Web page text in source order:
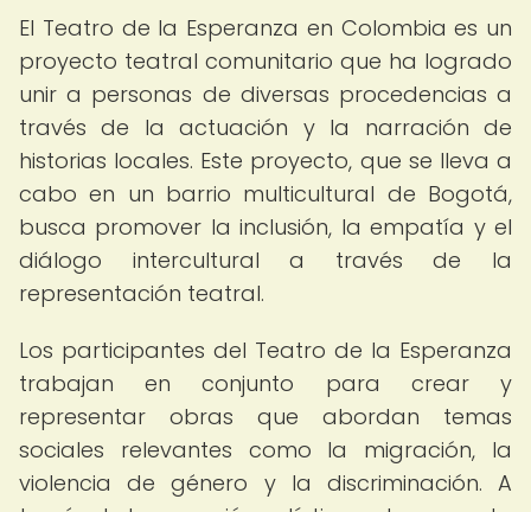
El Teatro de la Esperanza en Colombia es un
proyecto teatral comunitario que ha logrado
unir a personas de diversas procedencias a
través de la actuación y la narración de
historias locales. Este proyecto, que se lleva a
cabo en un barrio multicultural de Bogotá,
busca promover la inclusión, la empatía y el
diálogo intercultural a través de la
representación teatral.
Los participantes del Teatro de la Esperanza
trabajan en conjunto para crear y
representar obras que abordan temas
sociales relevantes como la migración, la
violencia de género y la discriminación. A